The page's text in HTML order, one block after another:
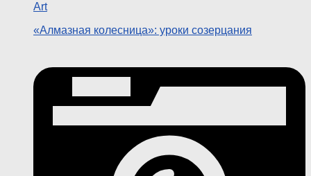
Art
«Алмазная колесница»: уроки созерцания